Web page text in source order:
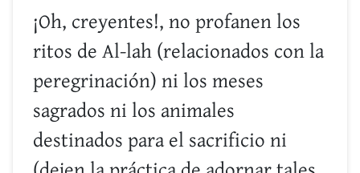
¡Oh, creyentes!, no profanen los
ritos de Al-lah (relacionados con la
peregrinación) ni los meses
sagrados ni los animales
destinados para el sacrificio ni